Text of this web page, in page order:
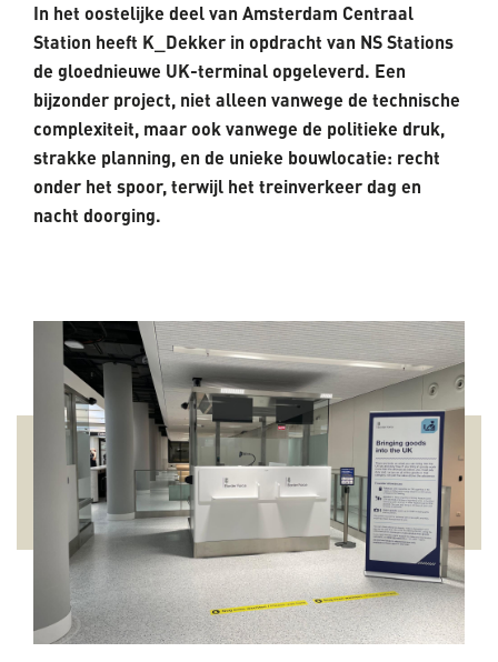
In het oostelijke deel van Amsterdam Centraal
Station heeft K_Dekker in opdracht van NS Stations
de gloednieuwe UK-terminal opgeleverd. Een
bijzonder project, niet alleen vanwege de technische
complexiteit, maar ook vanwege de politieke druk,
strakke planning, en de unieke bouwlocatie: recht
onder het spoor, terwijl het treinverkeer dag en
nacht doorging.